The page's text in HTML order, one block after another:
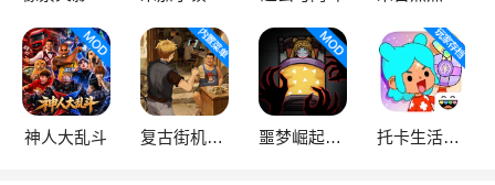
神人大乱斗 复古街机大亨 噩梦崛起：生存 托卡生活：世界